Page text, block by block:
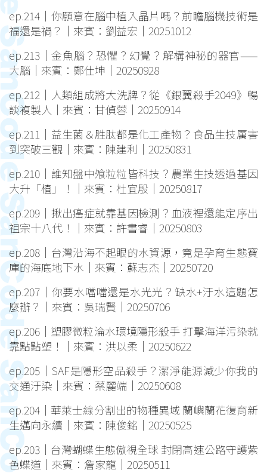
ep.214｜你願意在腦中植入晶片嗎？前瞻腦機技術是
福還是禍？｜來賓：劉益宏｜20251012
ep.213｜金魚腦？恐懼？幻覺？解構神秘的器官——
大腦｜來賓：鄭仕坤｜20250928
ep.212｜人類組成將大洗牌？從《銀翼殺手2049》暢
談複製人｜來賓：甘偵蓉｜20250914
ep.211｜益生菌＆胜肽都是化工產物？食品生技厲害
到突破三觀｜來賓：陳建利｜20250831
ep.210｜誰知盤中飧粒粒皆科技？農業生技透過基因
大升「植」！｜來賓：杜宜殷｜20250817
ep.209｜揪出癌症就靠基因檢測？血液裡還能定序出
祖宗十八代！｜來賓：許書睿｜20250803
ep.208｜台灣沿海不起眼的水資源，竟是孕育生態寶
庫的海底地下水｜來賓：蘇志杰｜20250720
ep.207｜你要水噹噹還是水光光？缺水+汙水這題怎
麼辦？｜來賓：吳瑞賢｜20250706
ep.206｜塑膠微粒淪水環境隱形殺手 打擊海洋污染就
靠點點塑！｜來賓：洪以柔｜20250622
ep.205｜SAF是隱形空品殺手？潔淨能源減少你我的
交通汙染｜來賓：蔡麗端｜20250608
ep.204｜華萊士線分割出的物種異域 蘭嶼蘭花復育新
生邁向永續｜來賓：陳俊銘｜20250525
ep.203｜台灣蝴蝶生態傲視全球 封閉高速公路守護紫
色蝶道｜來賓：詹家龍｜20250511